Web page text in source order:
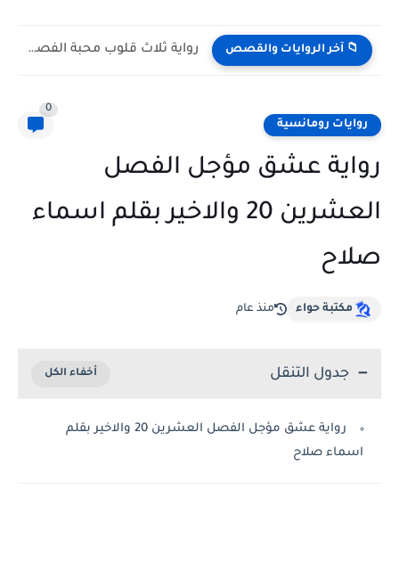
📁 آخر الروايات والقصص رواية ثلاث قلوب محبة الفصل الثاني 2 بقلم ناهد خالد
روايات رومانسية
0
رواية عشق مؤجل الفصل
العشرين 20 والاخير بقلم اسماء
صلاح
مكتبة حواء منذ عام
جدول التنقل
رواية عشق مؤجل الفصل العشرين 20 والاخير بقلم
اسماء صلاح